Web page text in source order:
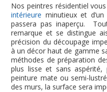
Nos peintres résidentiel
intérieure minutieux et
passera pas inaperçu.
remarque et se distingue
précision du découpage
à un décor haut de gamme
méthodes de préparation
plus lisse et sans aspérité,
peinture mate ou semi-
des murs, la surface sera